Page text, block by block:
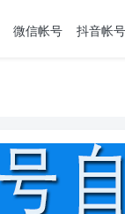
微信帐号 抖音帐号